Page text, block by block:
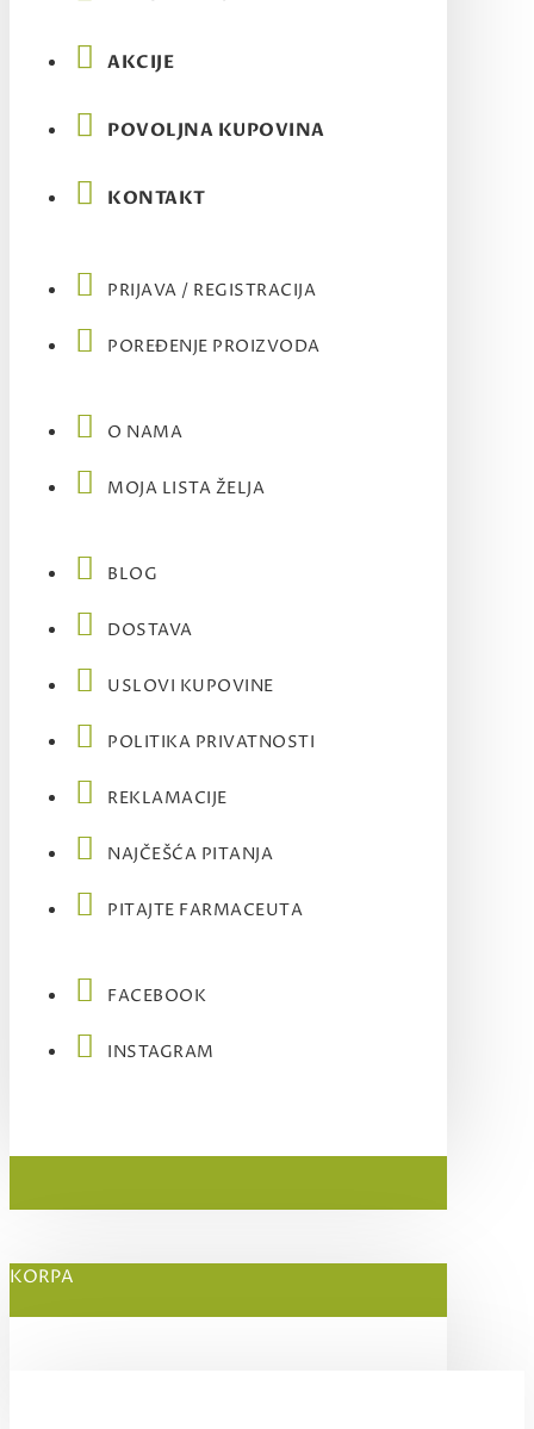
AKCIJE
POVOLJNA KUPOVINA
KONTAKT
PRIJAVA / REGISTRACIJA
POREĐENJE PROIZVODA
O NAMA
MOJA LISTA ŽELJA
BLOG
DOSTAVA
USLOVI KUPOVINE
POLITIKA PRIVATNOSTI
REKLAMACIJE
NAJČEŠĆA PITANJA
PITAJTE FARMACEUTA
FACEBOOK
INSTAGRAM
KORPA